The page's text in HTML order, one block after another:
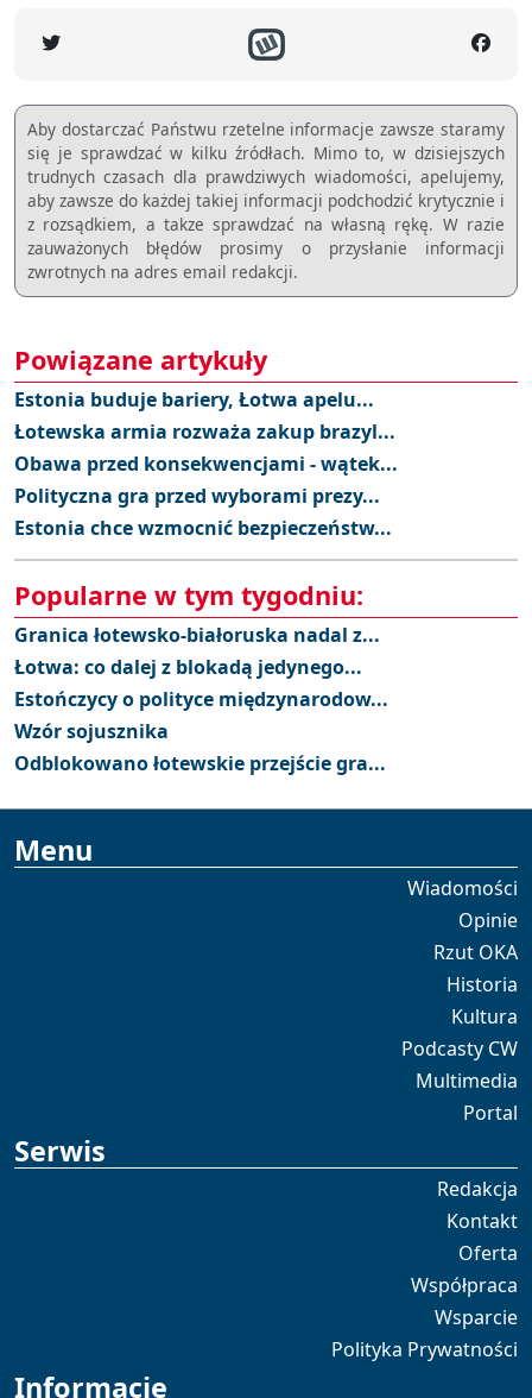
Aby dostarczać Państwu rzetelne informacje zawsze staramy
się je sprawdzać w kilku źródłach. Mimo to, w dzisiejszych
trudnych czasach dla prawdziwych wiadomości, apelujemy,
aby zawsze do każdej takiej informacji podchodzić krytycznie i
z rozsądkiem, a takze sprawdzać na własną rękę. W razie
zauważonych błędów prosimy o przysłanie informacji
zwrotnych na adres email redakcji.
Powiązane artykuły
Estonia buduje bariery, Łotwa apelu...
Łotewska armia rozważa zakup brazyl...
Obawa przed konsekwencjami - wątek...
Polityczna gra przed wyborami prezy...
Estonia chce wzmocnić bezpieczeństw...
Popularne w tym tygodniu:
Granica łotewsko-białoruska nadal z...
Łotwa: co dalej z blokadą jedynego...
Estończycy o polityce międzynarodow...
Wzór sojusznika
Odblokowano łotewskie przejście gra...
Menu
Wiadomości
Opinie
Rzut OKA
Historia
Kultura
Podcasty CW
Multimedia
Portal
Serwis
Redakcja
Kontakt
Oferta
Współpraca
Wsparcie
Polityka Prywatności
Informacje